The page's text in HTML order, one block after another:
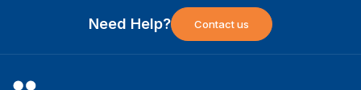
Need Help? Contact us